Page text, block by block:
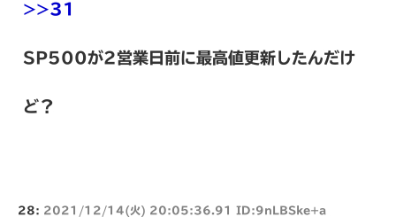
>>31
SP500が2営業日前に最高値更新したんだけ
ど？
28: 2021/12/14(火) 20:05:36.91 ID:9nLBSke+a